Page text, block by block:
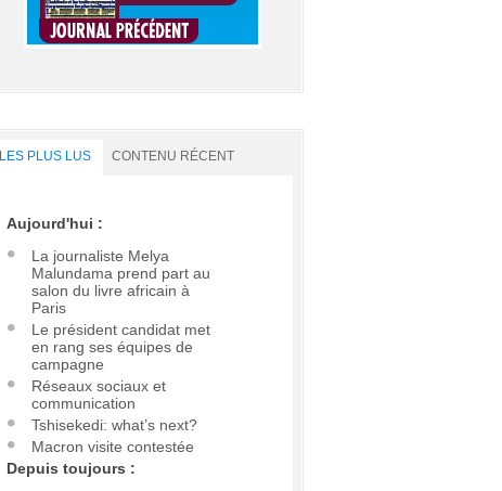
LES PLUS LUS CONTENU RÉCENT
Aujourd'hui :
La journaliste Melya
Malundama prend part au
salon du livre africain à
Paris
Le président candidat met
en rang ses équipes de
campagne
Réseaux sociaux et
communication
Tshisekedi: what’s next?
Macron visite contestée
Depuis toujours :